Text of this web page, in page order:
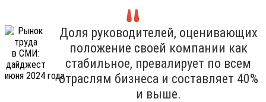
Доля руководителей, оценивающих
положение своей компании как
стабильное, превалирует по всем
отраслям бизнеса и составляет 40%
и выше.